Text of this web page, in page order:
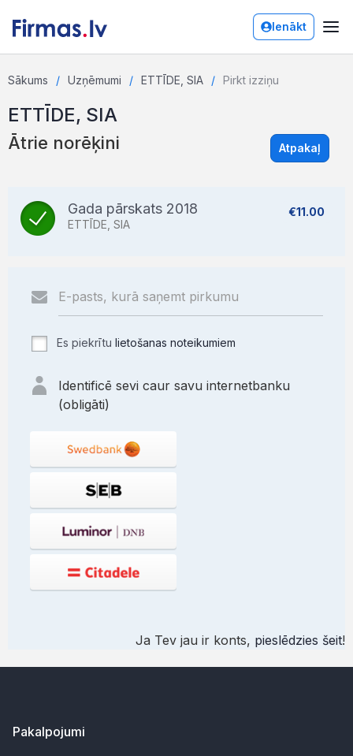
Ienākt
Sākums Uzņēmumi ETTĪDE, SIA Pirkt izziņu
ETTĪDE, SIA
Ātrie norēķini Atpakaļ
Gada pārskats 2018
ETTĪDE, SIA
€11.00
Es piekrītu lietošanas noteikumiem
Identificē sevi caur savu internetbanku
(obligāti)
Ja Tev jau ir konts, pieslēdzies šeit!
Pakalpojumi